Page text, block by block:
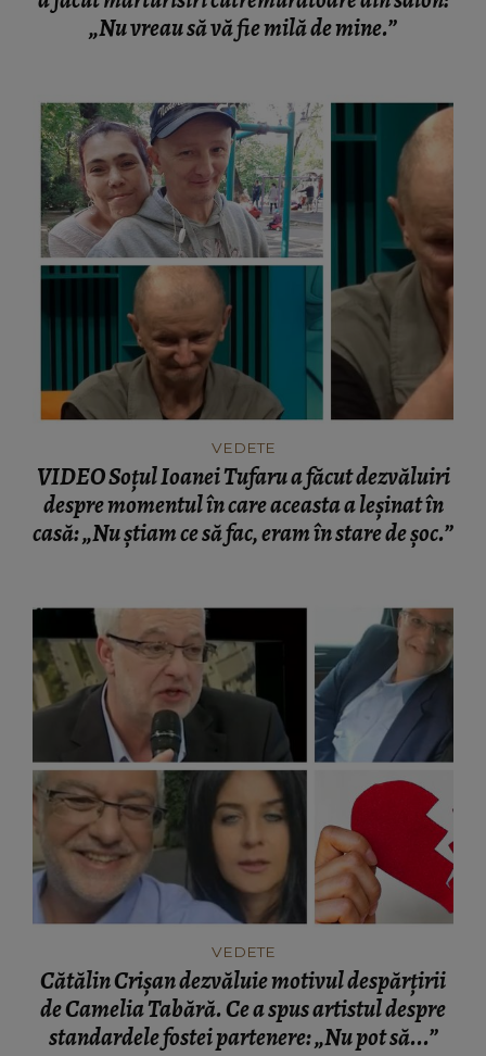
„Nu vreau să vă fie milă de mine.”
VEDETE
VIDEO Soțul Ioanei Tufaru a făcut dezvăluiri
despre momentul în care aceasta a leșinat în
casă: „Nu știam ce să fac, eram în stare de șoc.”
VEDETE
Cătălin Crișan dezvăluie motivul despărțirii
de Camelia Tabără. Ce a spus artistul despre
standardele fostei partenere: „Nu pot să...”